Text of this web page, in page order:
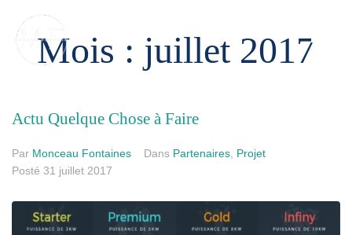
Mois : juillet 2017
Actu Quelque Chose à Faire
Par Monceau Fontaines Dans Partenaires Projet
Posté 31 juillet 2017